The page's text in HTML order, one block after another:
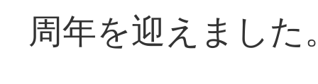
周年を迎えました